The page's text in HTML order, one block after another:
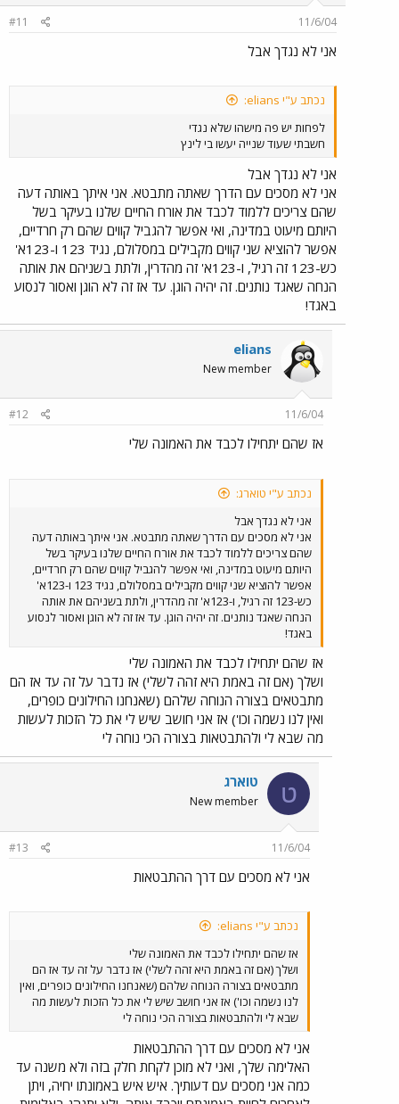
11/6/04
#11
אני לא נגדך אבל
נכתב ע"י elians:
לפחות יש פה מישהו שלא נגדי
חשבתי שעוד שנייה יעשו בי לינץ
אני לא נגדך אבל
אני לא מסכים עם הדרך שאתה מתבטא. אני איתך באותה דעה
שהם צריכים ללמוד לכבד את אורח החיים שלנו בעיקר בשל
היותם מיעוט במדינה, ואי אפשר להגביל קווים שהם רק חרדיים,
אפשר להוציא שני קווים מקבילים במסלולם, נגיד 123 ו-123א'
כש-123 זה רגיל, ו-123א' זה מהדרין, ולתת בשניהם את אותה
הנחה שאגד נותנים. זה יהיה הוגן. עד אז זה לא הוגן ואסור לנסוע
באגד!
elians
New member
11/6/04
#12
אז שהם יתחילו לכבד את האמונה שלי
נכתב ע"י טוארג:
אני לא נגדך אבל
אני לא מסכים עם הדרך שאתה מתבטא. אני איתך באותה דעה
שהם צריכים ללמוד לכבד את אורח החיים שלנו בעיקר בשל
היותם מיעוט במדינה, ואי אפשר להגביל קווים שהם רק חרדיים,
אפשר להוציא שני קווים מקבילים במסלולם, נגיד 123 ו-123א'
כש-123 זה רגיל, ו-123א' זה מהדרין, ולתת בשניהם את אותה
הנחה שאגד נותנים. זה יהיה הוגן. עד אז זה לא הוגן ואסור לנסוע
באגד!
אז שהם יתחילו לכבד את האמונה שלי
ושלך (אם זה באמת היא זהה לשלי) אז נדבר על זה עד אז הם
מתבטאים בצורה הנוחה שלהם (שאנחנו החילונים כופרים,
ואין לנו נשמה וכו') אז אני חושב שיש לי את כל הזכות לעשות
מה שבא לי ולהתבטאות בצורה הכי נוחה לי
ט טוארג
New member
11/6/04
#13
אני לא מסכים עם דרך ההתבטאות
נכתב ע"י elians:
אז שהם יתחילו לכבד את האמונה שלי
ושלך (אם זה באמת היא זהה לשלי) אז נדבר על זה עד אז הם
מתבטאים בצורה הנוחה שלהם (שאנחנו החילונים כופרים, ואין
לנו נשמה וכו') אז אני חושב שיש לי את כל הזכות לעשות מה
שבא לי ולהתבטאות בצורה הכי נוחה לי
אני לא מסכים עם דרך ההתבטאות
האלימה שלך, ואני לא מוכן לקחת חלק בזה ולא משנה עד
כמה אני מסכים עם דעותיך. איש איש באמונתו יחיה, ויתן